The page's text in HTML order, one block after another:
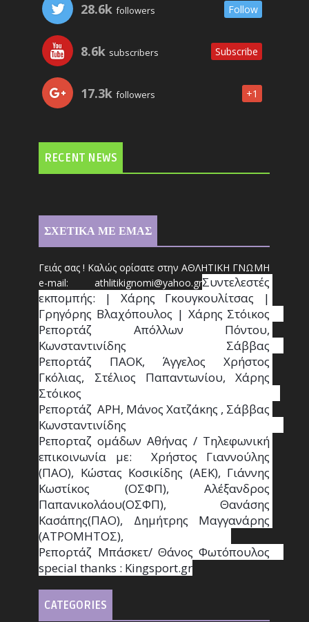
28.6k followers Follow
8.6k subscribers Subscribe
17.3k followers +1
RECENT NEWS
ΣΧΕΤΙΚΑ ΜΕ ΕΜΑΣ
Γειάς σας ! Καλώς ορίσατε στην ΑΘΛΗΤΙΚΗ ΓΝΩΜΗ
e-mail: athlitikignomi@yahoo.grΣυντελεστές
εκπομπής: | Χάρης Γκουγκουλίτσας |
Γρηγόρης Βλαχόπουλος | Χάρης Στόικος
Ρεπορτάζ Απόλλων Πόντου,
Κωνσταντινίδης   Σάββας
Ρεπορτάζ ΠΑΟΚ, Άγγελος Χρήστος
Γκόλιας, Στέλιος Παπαντωνίου, Χάρης
Στόικος
Ρεπορτάζ  ΑΡΗ, Μάνος Χατζάκης , Σάββας
Κωνσταντινίδης
Ρεπορταζ ομάδων Αθήνας / Τηλεφωνική
επικοινωνία με:  Χρήστος Γιαννούλης
(ΠΑΟ), Κώστας Κοσικίδης (ΑΕΚ), Γιάννης
Κωστίκος (ΟΣΦΠ), Αλέξανδρος
Παπανικολάου(ΟΣΦΠ), Θανάσης
Κασάπης(ΠΑΟ), Δημήτρης Μαγγανάρης
(ΑΤΡΟΜΗΤΟΣ),
Ρεπορτάζ Μπάσκετ/ Θάνος Φωτόπουλος
special thanks : Κingsport.gr
CATEGORIES